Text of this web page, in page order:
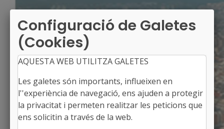
Configuració de Galetes
(Cookies)
AQUESTA WEB UTILITZA GALETES
Les galetes són importants, influeixen en
l''experiència de navegació, ens ajuden a protegir
la privacitat i permeten realitzar les peticions que
ens solicitin a través de la web.